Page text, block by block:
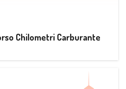
Chilometri Carburante